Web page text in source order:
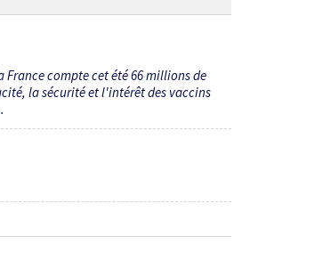
compte cet été 66 millions de
la sécurité et l'intérêt des vaccins